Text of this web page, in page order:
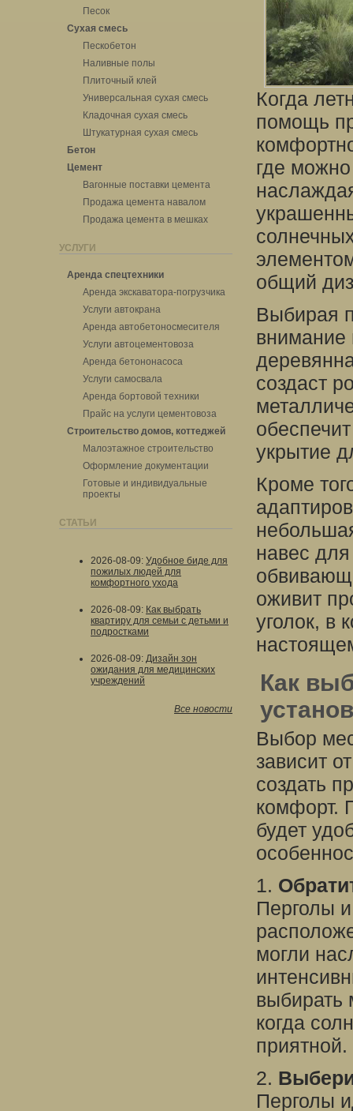
Песок
Сухая смесь
Пескобетон
Наливные полы
Плиточный клей
Универсальная сухая смесь
Кладочная сухая смесь
Штукатурная сухая смесь
Бетон
Цемент
Вагонные поставки цемента
Продажа цемента навалом
Продажа цемента в мешках
УСЛУГИ
Аренда спецтехники
Аренда экскаватора-погрузчика
Услуги автокрана
Аренда автобетоносмесителя
Услуги автоцементовоза
Аренда бетононасоса
Услуги самосвала
Аренда бортовой техники
Прайс на услуги цементовоза
Строительство домов, коттеджей
Малоэтажное строительство
Оформление документации
Готовые и индивидуальные
проекты
СТАТЬИ
2026-08-09: Удобное биде для
пожилых людей для
комфортного ухода
2026-08-09: Как выбрать
квартиру для семьи с детьми и
подростками
2026-08-09: Дизайн зон
ожидания для медицинских
учреждений
Все новости
Когда
помощь
где
общий
Выбирая
внимание
создаст
укрытие
Кроме
навес
оживит
уголок, в
Как
Выбор
зависит
создать
комфорт.
будет
1.
Перголы
могли
выбирать
когда
приятной.
2.
Перголы